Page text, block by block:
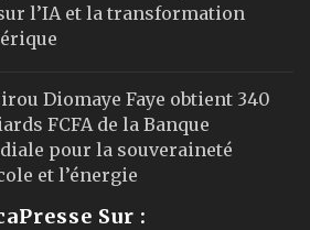
l’IA et la transformation
Diomaye Faye obtient 340
FCFA de la Banque
pour la souveraineté
et l’énergie
Sur :